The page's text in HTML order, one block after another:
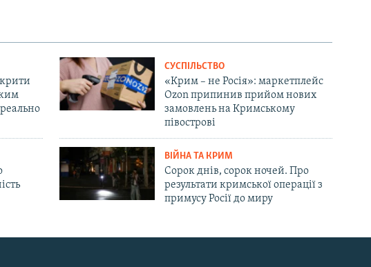
СУСПІЛЬСТВО
«Крим – не Росія»: маркетплейс
Ozon припинив прийом нових
замовлень на Кримському
півострові
ВІЙНА ТА КРИМ
Сорок днів, сорок ночей. Про
результати кримської операції з
примусу Росії до миру